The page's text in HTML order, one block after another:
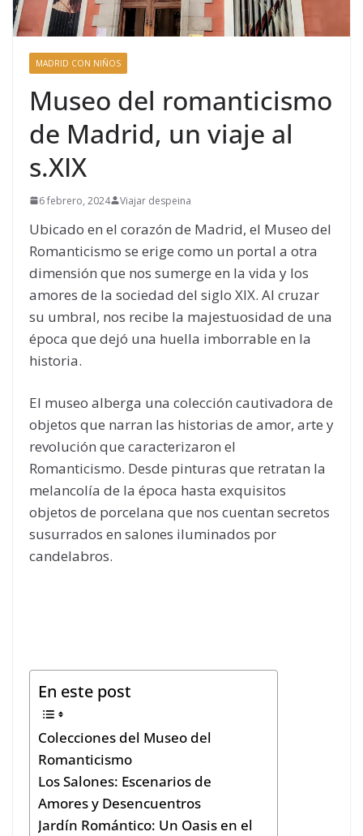
MADRID CON NIÑOS
Museo del romanticismo
de Madrid, un viaje al
s.XIX
6 febrero, 2024 Viajar despeina
Ubicado en el corazón de Madrid, el Museo del
Romanticismo se erige como un portal a otra
dimensión que nos sumerge en la vida y los
amores de la sociedad del siglo XIX. Al cruzar
su umbral, nos recibe la majestuosidad de una
época que dejó una huella imborrable en la
historia.
El museo alberga una colección cautivadora de
objetos que narran las historias de amor, arte y
revolución que caracterizaron el
Romanticismo. Desde pinturas que retratan la
melancolía de la época hasta exquisitos
objetos de porcelana que nos cuentan secretos
susurrados en salones iluminados por
candelabros.
En este post
Colecciones del Museo del
Romanticismo
Los Salones: Escenarios de
Amores y Desencuentros
Jardín Romántico: Un Oasis en el